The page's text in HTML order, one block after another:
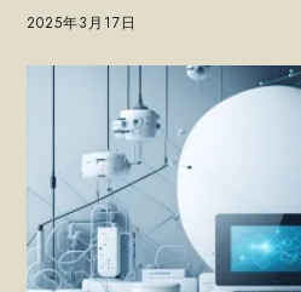
日付
2025年3月17日